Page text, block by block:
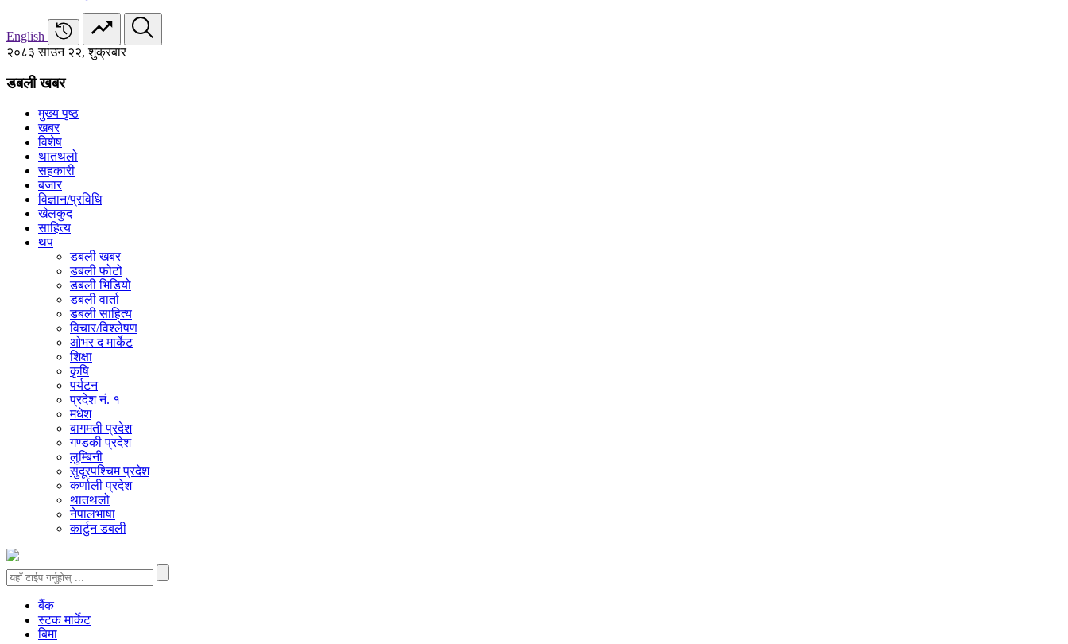
English
२०८३ साउन २२, शुक्रबार
डबली खबर
मुख्य पृष्ठ
खबर
विशेष
थातथलो
सहकारी
बजार
विज्ञान/प्रविधि
खेलकुद
साहित्य
थप
डबली खबर
डबली फोटो
डबली भिडियो
डबली वार्ता
डबली साहित्य
विचार/विश्‍लेषण
ओभर द मार्केट
शिक्षा
कृषि
पर्यटन
प्रदेश नं. १
मधेश
बागमती प्रदेश
गण्डकी प्रदेश
लुम्बिनी
सुदूरपश्चिम प्रदेश
कर्णाली प्रदेश
थातथलो
नेपालभाषा
कार्टुन डबली
बैंक
स्टक मार्केट
बिमा